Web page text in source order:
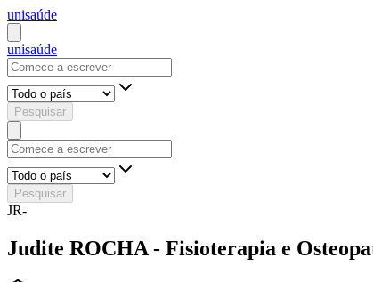
unisaúde
unisaúde
Pesquisar
Pesquisar
JR-
Judite ROCHA - Fisioterapia e